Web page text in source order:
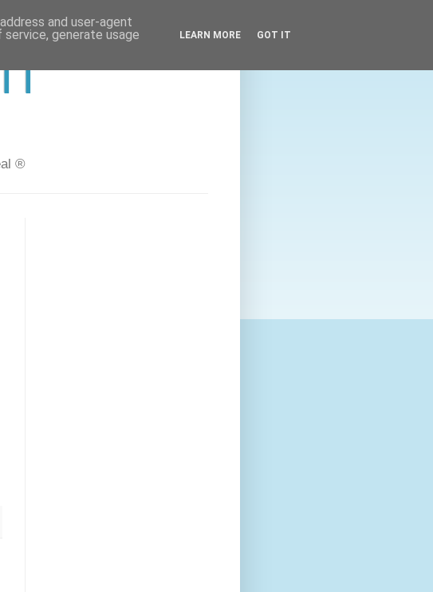
®
and user-agent
generate usage
LEARN MORE GOT IT